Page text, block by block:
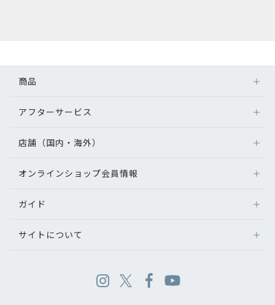
商品
アフターサービス
店舗（国内・海外）
オンラインショップ会員情報
ガイド
サイトについて